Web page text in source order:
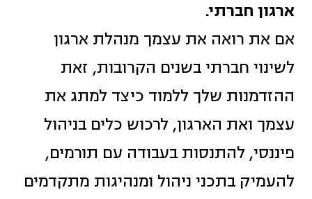
ארגון חברתי.
אם את רואה את עצמך מנהלת ארגון
לשינוי חברתי בשנים הקרובות, זאת
ההזדמנות שלך ללמוד כיצד למתג את
עצמך ואת הארגון, לרכוש כלים בניהול
פיננסי, להתנסות בעבודה עם תורמים,
להעמיק בתכני ניהול ומנהיגות מתקדמים